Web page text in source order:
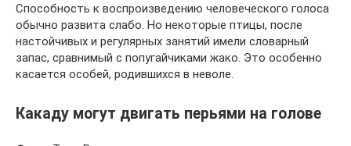
Способность к воспроизведению человеческого голоса
обычно развита слабо. Но некоторые птицы, после
настойчивых и регулярных занятий имели словарный
запас, сравнимый с попугайчиками жако. Это особенно
касается особей, родившихся в неволе.
Какаду могут двигать перьями на голове